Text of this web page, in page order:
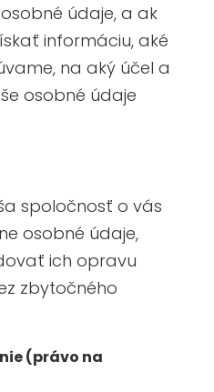
údaje, a ak
informáciu, aké
na aký účel a
osobné údaje
spoločnosť o vás
osobné údaje,
ich opravu
zbytočného
(právo na